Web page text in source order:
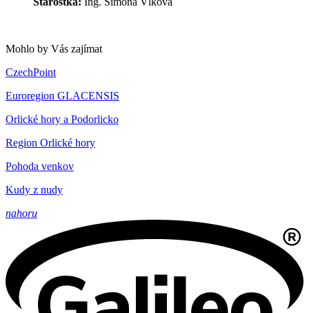
Mohlo by Vás zajímat
CzechPoint
Euroregion GLACENSIS
Orlické hory a Podorlicko
Region Orlické hory
Pohoda venkov
Kudy z nudy
nahoru